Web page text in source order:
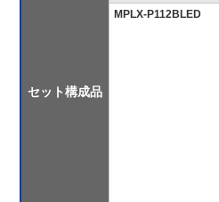
セット構成品
MPLX-P112BLED